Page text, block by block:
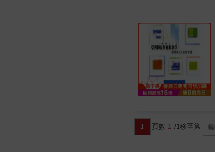
1 頁數 1 /1移至第